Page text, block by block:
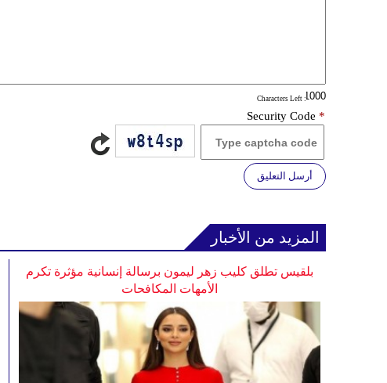
: Characters Left
Security Code *
أرسل التعليق
المزيد من الأخبار
بلقيس تطلق كليب زهر ليمون برسالة إنسانية مؤثرة تكرم
الأمهات المكافحات